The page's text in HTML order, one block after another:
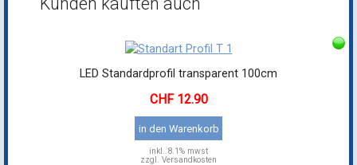
LED Standardprofil transparent 100cm
12.90
in den Warenkorb
inkl. 8.1% mwst
zzgl. Versandkosten